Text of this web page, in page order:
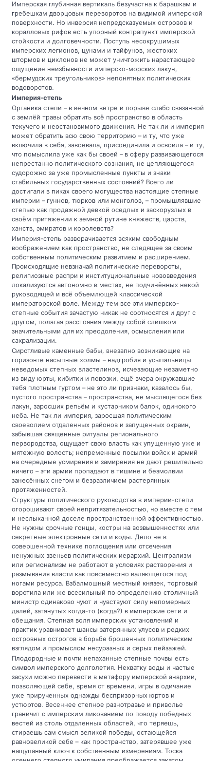
Имперская глубинная вертикаль безучастна к барашкам и
гребешкам дворцовых переворотов на видимой имперской
поверхности. Но инверсия непредсказуемых островов и
коралловых рифов есть упорный контрапункт имперской
стойкости и долговечности. Поступь несокрушимых
имперских легионов, цунами и тайфунов, жестоких
штормов и циклонов не может уничтожить нарастающее
ощущение неизбывности имперско-морских лакун,
«бермудских треугольников» непонятных политических
водоворотов.
Империя-степь
Органика степи – в вечном ветре и порыве слабо связанной
с землёй травы обратить всё пространство в область
текучего и неостановимого движения. Не так ли и империя
может обратить всю свою территорию – и ту, что уже
включила в себя, завоевала, присоединила и освоила – и ту,
что помыслила уже как бы своей – в сферу развивающегося
непрестанно политического сознания, не цепляющегося
судорожно за уже промысленные пункты и знаки
стабильных государственных состояний? Всего ли
достигали в пиках своего могущества настоящие степные
империи – гуннов, тюрков или монголов, – промышлявшие
степью как продажной девкой оседлых и заскорузлых в
своём притяжении к земной рутине княжеств, царств,
ханств, эмиратов и королевств?
Империя-степь разворачивается всяким свободным
воображением как пространство, не следящее за своим
собственным политическим развитием и расширением.
Происходящие невзначай политические перевороты,
религиозные распри и институциональные нововведения
локализуются автономно в местах, не подчинённых некой
руководящей и всё объемлющей классической
императорской воле. Между тем все эти имперско-
степные события зачастую никак не соотносятся и друг с
другом, полагая расстояния между собой слишком
значительными для их преодоления, осмысления или
сакрализации.
Сиротливые каменные бабы, внезапно возникающие на
горизонте насыпные холмы – надгробия и усыпальницы
неведомых степных властелинов, исчезающие незаметно
из виду юрты, кибитки и повозки, ещё вчера окружавшие
тебя плотным гуртом – не это ли признаки, казалось бы,
пустого пространства – пространства, не мыслящегося без
лакун, заросших репьём и кустарником балок, одинокого
неба. Не так ли империя, заросшая политическим
своеволием отдаленных районов и запущенных окраин,
забывшая священные ритуалы регионального
первородства, ощущает свою власть как упущенную уже и
мятежную волость; непременные посылки войск и армий
на очередные усмирения и замирения не дают решительно
ничего – эти армии пропадают в тишине и безмолвии
занесённых снегом и безразличием растерянных
протяженностей.
Структуры политического руководства в империи-степи
огорошивают своей непритязательностью, но вместе с тем
и неслыханной доселе пространственной эффективностью.
Не нужны срочные гонцы, костры на возвышенностях или
секретные электронные сети и коды. Дело не в
совершенной технике поглощения или отсечения
ненужных звеньев политических иерархий. Централизм
или регионализм не работают в условиях растворения и
размывания власти как повсеместно валяющегося под
ногами ресурса. Взбалмошный местный князек, торговый
воротила или же всесильный по определению столичный
министр одинаково чуют и чувствуют силу непомерных
далей, затянутых когда-то (когда?) в имперские сети и
обещания. Степная воля имперских установлений и
практик уравнивает шансы затерянных улусов и редких
островных острогов в борьбе брошенных политическим
взглядом и промыслом несуразных и серых пейзажей.
Плодородные и почти непаханные степные почвы есть
символ имперского долголетия. Нехватку воды и частые
засухи можно перевести в метафору имперской анархии,
позволяющей себе, время от времени, игры в одичание
уже прирученных однажды беспризорных юртов и
устюртов. Весеннее степное разнотравье и приволье
граничит с имперским ликованием по поводу победных
вестей из столь отдаленных областей, что теряешь,
стираешь сам смысл великой победы, остающейся
равновеликой себе – как пространство, затерявшее уже
нащупанный ключ к собственным измерениям. Тоска